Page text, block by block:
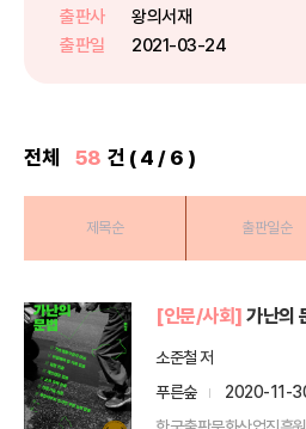
20만 자 분량
출판사
왕의서재
출판일
2021-03-24
전체 58 건 ( 4 / 6 )
제목순 출판일순
[인문/사회] 가난의
소준철 저
푸른숲
2020-11-